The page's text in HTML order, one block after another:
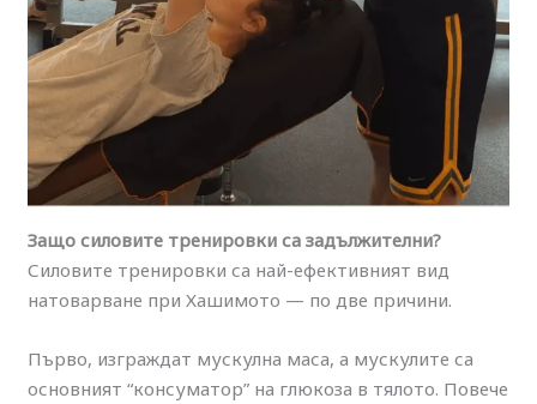
Защо силовите тренировки са задължителни?
Силовите тренировки са най-ефективният вид
натоварване при Хашимото — по две причини.
Първо, изграждат мускулна маса, а мускулите са
основният “консуматор” на глюкоза в тялото. Повече